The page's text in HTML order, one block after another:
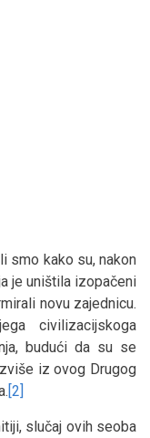
smo kako su, nakon
je uništila izopačeni
novu zajednicu.
civilizacijskoga
budući da su se
iz ovog Drugog
[2]
slučaj ovih seoba